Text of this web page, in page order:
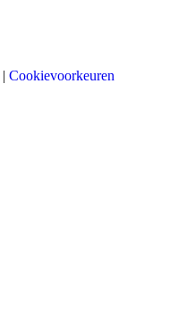
| Cookievoorkeuren